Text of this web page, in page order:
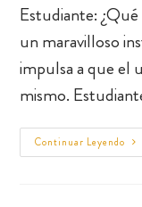
Estudiante: ¿Qué
un maravilloso
impulsa a que el
mismo.
Continuar Leyendo